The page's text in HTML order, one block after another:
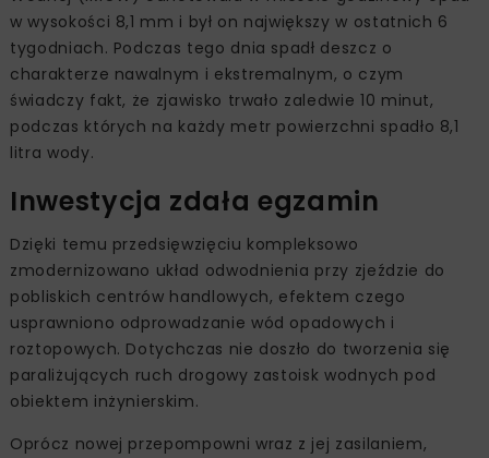
w wysokości 8,1 mm i był on największy w ostatnich 6
tygodniach. Podczas tego dnia spadł deszcz o
charakterze nawalnym i ekstremalnym, o czym
świadczy fakt, że zjawisko trwało zaledwie 10 minut,
podczas których na każdy metr powierzchni spadło 8,1
litra wody.
Inwestycja zdała egzamin
Dzięki temu przedsięwzięciu kompleksowo
zmodernizowano układ odwodnienia przy zjeździe do
pobliskich centrów handlowych, efektem czego
usprawniono odprowadzanie wód opadowych i
roztopowych. Dotychczas nie doszło do tworzenia się
paraliżujących ruch drogowy zastoisk wodnych pod
obiektem inżynierskim.
Oprócz nowej przepompowni wraz z jej zasilaniem,